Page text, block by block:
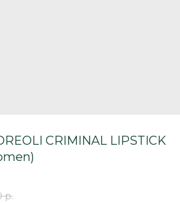
CRIMINAL LIPSTICK
р.